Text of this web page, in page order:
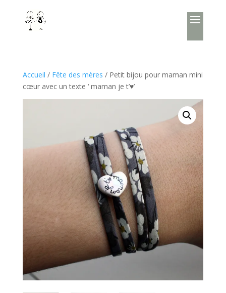
Accueil / Fête des mères / Petit bijou pour maman mini
cœur avec un texte ‘ maman je t’♥’